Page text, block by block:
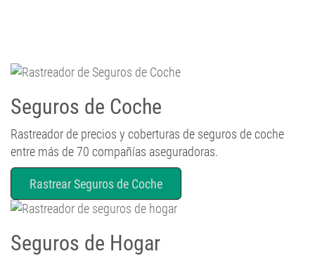
Seguros de Coche
Rastreador de precios y coberturas de seguros de coche
entre más de 70 compañías aseguradoras.
Rastrear Seguros de Coche
Seguros de Hogar